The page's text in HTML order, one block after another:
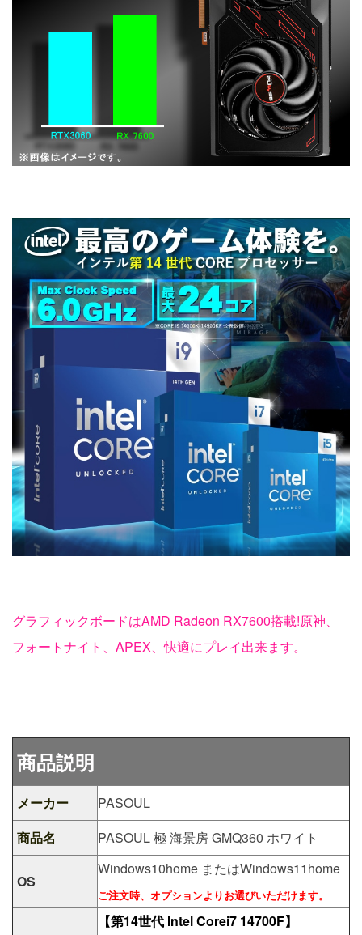
グラフィックボードはAMD Radeon RX7600搭載!原神、
フォートナイト、APEX、快適にプレイ出来ます。
商品説明
メーカー
PASOUL
商品名
PASOUL 極 海景房 GMQ360 ホワイト
OS
Windows10home またはWindows11home
ご注文時、オプションよりお選びいただけます。
【第14世代 Intel Corei7 14700F】